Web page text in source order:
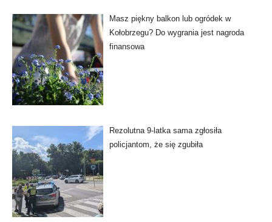
Masz piękny balkon lub ogródek w
Kołobrzegu? Do wygrania jest nagroda
finansowa
Rezolutna 9-latka sama zgłosiła
policjantom, że się zgubiła